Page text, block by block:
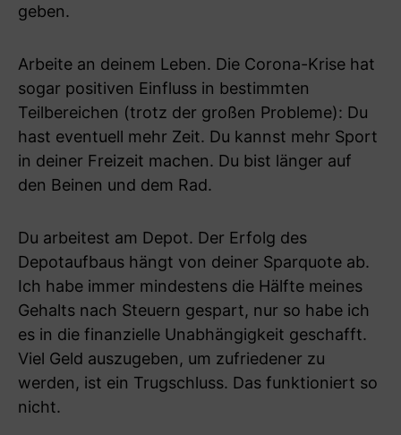
geben.
Arbeite an deinem Leben. Die Corona-Krise hat
sogar positiven Einfluss in bestimmten
Teilbereichen (trotz der großen Probleme): Du
hast eventuell mehr Zeit. Du kannst mehr Sport
in deiner Freizeit machen. Du bist länger auf
den Beinen und dem Rad.
Du arbeitest am Depot. Der Erfolg des
Depotaufbaus hängt von deiner Sparquote ab.
Ich habe immer mindestens die Hälfte meines
Gehalts nach Steuern gespart, nur so habe ich
es in die finanzielle Unabhängigkeit geschafft.
Viel Geld auszugeben, um zufriedener zu
werden, ist ein Trugschluss. Das funktioniert so
nicht.